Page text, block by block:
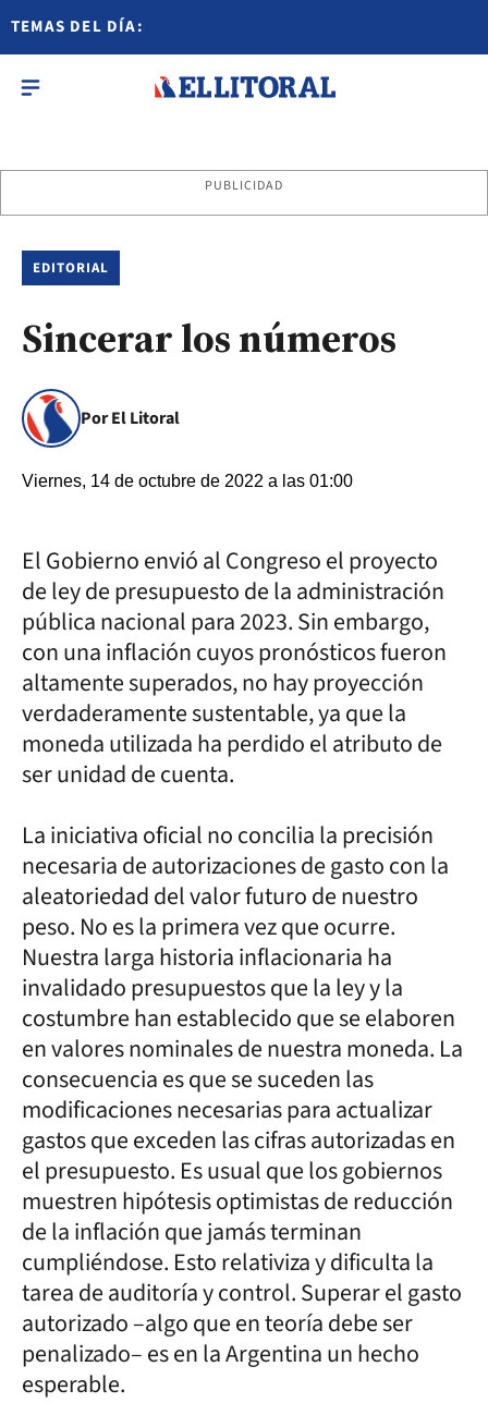
TEMAS DEL DÍA:
PUBLICIDAD
EDITORIAL
Sincerar los números
Por El Litoral
Viernes, 14 de octubre de 2022 a las 01:00
El Gobierno envió al Congreso el proyecto
de ley de presupuesto de la administración
pública nacional para 2023. Sin embargo,
con una inflación cuyos pronósticos fueron
altamente superados, no hay proyección
verdaderamente sustentable, ya que la
moneda utilizada ha perdido el atributo de
ser unidad de cuenta.
La iniciativa oficial no concilia la precisión
necesaria de autorizaciones de gasto con la
aleatoriedad del valor futuro de nuestro
peso. No es la primera vez que ocurre.
Nuestra larga historia inflacionaria ha
invalidado presupuestos que la ley y la
costumbre han establecido que se elaboren
en valores nominales de nuestra moneda. La
consecuencia es que se suceden las
modificaciones necesarias para actualizar
gastos que exceden las cifras autorizadas en
el presupuesto. Es usual que los gobiernos
muestren hipótesis optimistas de reducción
de la inflación que jamás terminan
cumpliéndose. Esto relativiza y dificulta la
tarea de auditoría y control. Superar el gasto
autorizado –algo que en teoría debe ser
penalizado– es en la Argentina un hecho
esperable.